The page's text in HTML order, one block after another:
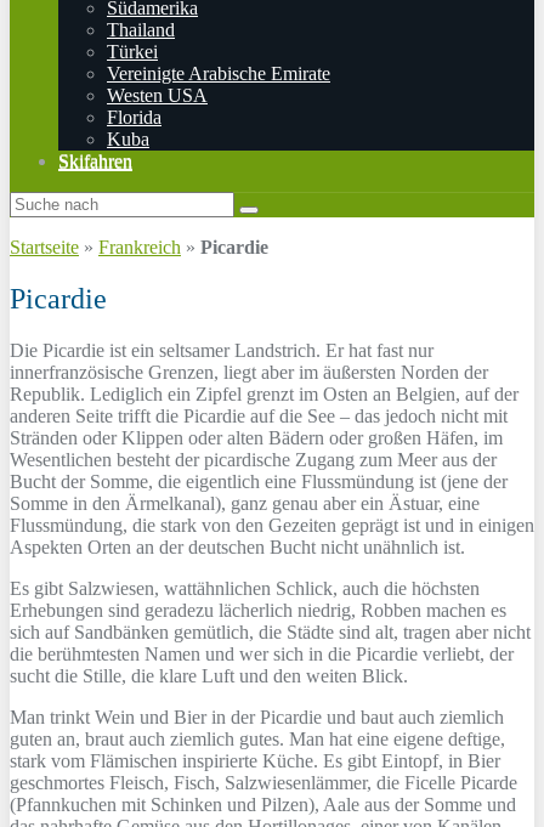
Südamerika
Thailand
Türkei
Vereinigte Arabische Emirate
Westen USA
Florida
Kuba
Skifahren
Startseite » Frankreich » Picardie
Picardie
Die Picardie ist ein seltsamer Landstrich. Er hat fast nur
innerfranzösische Grenzen, liegt aber im äußersten Norden der
Republik. Lediglich ein Zipfel grenzt im Osten an Belgien, auf der
anderen Seite trifft die Picardie auf die See – das jedoch nicht mit
Stränden oder Klippen oder alten Bädern oder großen Häfen, im
Wesentlichen besteht der picardische Zugang zum Meer aus der
Bucht der Somme, die eigentlich eine Flussmündung ist (jene der
Somme in den Ärmelkanal), ganz genau aber ein Ästuar, eine
Flussmündung, die stark von den Gezeiten geprägt ist und in einigen
Aspekten Orten an der deutschen Bucht nicht unähnlich ist.
Es gibt Salzwiesen, wattähnlichen Schlick, auch die höchsten
Erhebungen sind geradezu lächerlich niedrig, Robben machen es
sich auf Sandbänken gemütlich, die Städte sind alt, tragen aber nicht
die berühmtesten Namen und wer sich in die Picardie verliebt, der
sucht die Stille, die klare Luft und den weiten Blick.
Man trinkt Wein und Bier in der Picardie und baut auch ziemlich
guten an, braut auch ziemlich gutes. Man hat eine eigene deftige,
stark vom Flämischen inspirierte Küche. Es gibt Eintopf, in Bier
geschmortes Fleisch, Fisch, Salzwiesenlämmer, die Ficelle Picarde
(Pfannkuchen mit Schinken und Pilzen), Aale aus der Somme und